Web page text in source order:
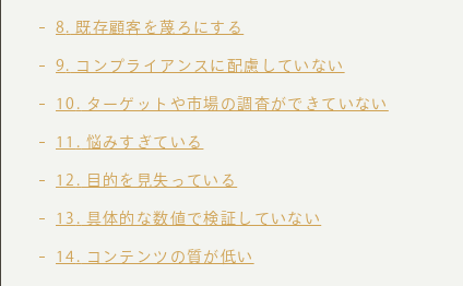
8 既存顧客を蔑ろにする
9 コンプライアンスに配慮していない
10 ターゲットや市場の調査ができていない
11 悩みすぎている
12 目的を見失っている
13 具体的な数値で検証していない
14 コンテンツの質が低い